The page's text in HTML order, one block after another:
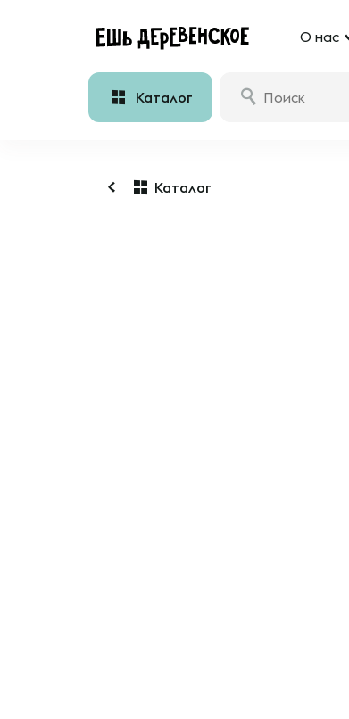
О нас
Каталог
Каталог